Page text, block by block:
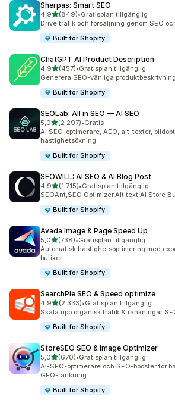
Sherpas: Smart SEO
4,9av 5 stjärnor
(849)
849 recensioner totalt
•Gratisplan tillgänglig
Drive trafik och försäljning genom SEO
Built for Shopify
ChatGPT AI Product Description
4,9av 5 stjärnor
(457)
457 recensioner totalt
•Gratisplan tillgänglig
Generera SEO-vänliga
Built for Shopify
SEOLab: All in SEO — AI SEO
5,0av 5 stjärnor
(2 297)
2297 recensioner totalt
•Gratis
AI SEO-optimerare, AEO, alt-texter,
hastighetsökning
Built for Shopify
SEOWILL: AI SEO & AI Blog Post
4,9av 5 stjärnor
(1 715)
1715 recensioner totalt
•Gratisplan tillgänglig
SEOAnt,SEO Optimizer,Alt text,AI Store
Built for Shopify
Avada Image & Page Speed Up
5,0av 5 stjärnor
(738)
738 recensioner totalt
•Gratisplan tillgänglig
Automatisk hastighetsoptimering med
butiker
Built for Shopify
SearchPie SEO & Speed optimize
4,9av 5 stjärnor
(2 333)
2333 recensioner totalt
•Gratisplan tillgänglig
Skala upp organisk trafik & rankningar
Built for Shopify
StoreSEO SEO & Image Optimizer
5,0av 5 stjärnor
(670)
670 recensioner totalt
•Gratisplan tillgänglig
AI-SEO-optimerare och SEO-booster för
GEO-rankning
Built for Shopify